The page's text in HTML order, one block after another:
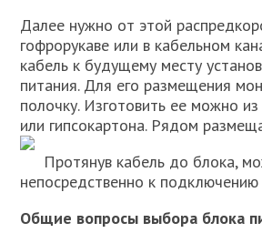
Далее нужно от этой
гофрорукаве или в кабельном
кабель к будущему месту
питания. Для его размещения
полочку. Изготовить ее можно
или гипсокартона. Рядом
Протянув кабель до блока,
непосредственно к
Общие вопросы выбора блока